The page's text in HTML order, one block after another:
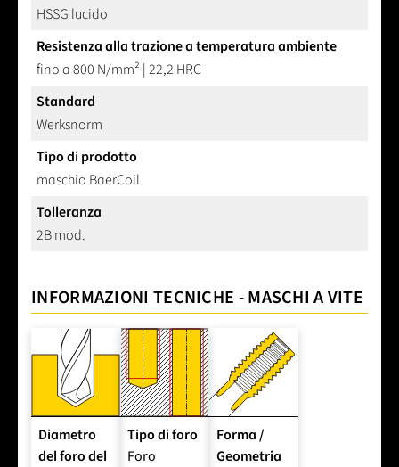
HSSG lucido
Resistenza alla trazione a temperatura ambiente
fino a 800 N/mm² | 22,2 HRC
Standard
Werksnorm
Tipo di prodotto
maschio BaerCoil
Tolleranza
2B mod.
INFORMAZIONI TECNICHE - MASCHI A VITE
Diametro
del foro del
Tipo di foro
Foro
Forma /
Geometria